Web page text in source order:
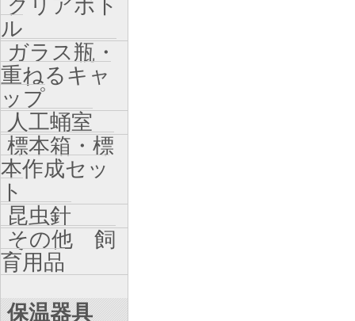
クリアボト
ル
ガラス瓶・
重ねるキャ
ップ
人工蛹室
標本箱・標
本作成セッ
ト
昆虫針
その他 飼
育用品
保温器具